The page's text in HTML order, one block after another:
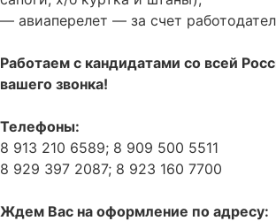
— авиаперелет — за счет
Работаем с кандидатами со всей
вашего звонка!
Телефоны:
8 913 210 6589; 8 909 500 5511
8 929 397 2087; 8 923 160 7700
Ждем Вас на оформление по адресу: